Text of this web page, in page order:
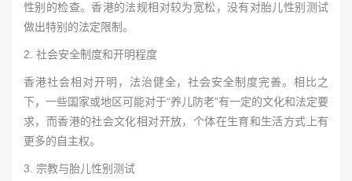
性别的检查。香港的法规相对较为宽松，没有对胎儿性别测试
做出特别的法定限制。
2. 社会安全制度和开明程度
香港社会相对开明，法治健全，社会安全制度完善。相比之
下，一些国家或地区可能对于“养儿防老”有一定的文化和法定要
求，而香港的社会文化相对开放，个体在生育和生活方式上有
更多的自主权。
3. 宗教与胎儿性别测试